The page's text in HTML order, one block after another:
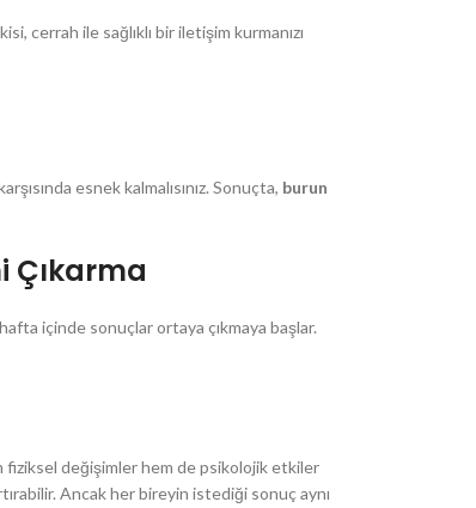
cerrah ile sağlıklı bir iletişim kurmanızı
esnek kalmalısınız. Sonuçta, burun
Çıkarma
içinde sonuçlar ortaya çıkmaya başlar.
fiziksel değişimler hem de psikolojik etkiler
Ancak her bireyin istediği sonuç aynı